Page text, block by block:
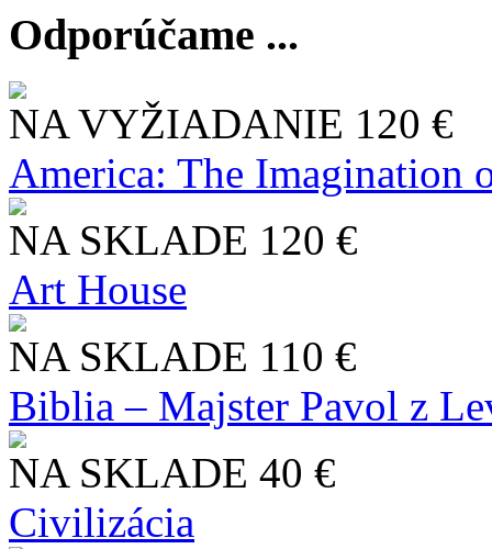
Odporúčame ...
NA VYŽIADANIE 120 €
America: The Imagination
NA SKLADE 120 €
Art House
NA SKLADE 110 €
Biblia – Majster Pavol z
NA SKLADE 40 €
Civilizácia